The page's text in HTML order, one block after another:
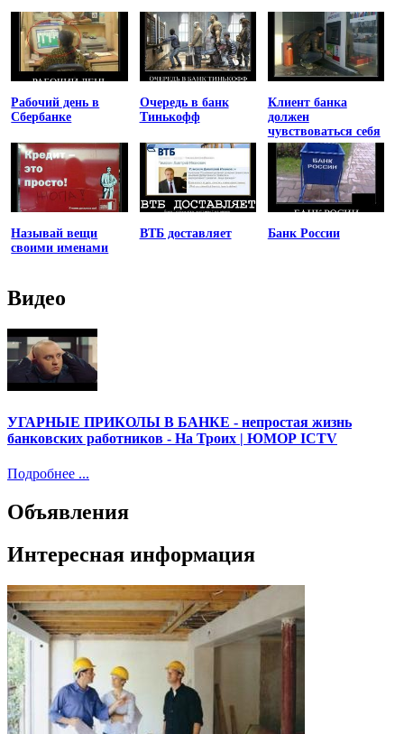
Рабочий день в
Сбербанке
Очередь в банк
Тинькофф
Клиент банка
должен
чувствоваться себя
униженным
Называй вещи
своими именами
ВТБ доставляет Банк России
Видео
УГАРНЫЕ ПРИКОЛЫ В БАНКЕ - непростая жизнь
банковских работников - На Троих | ЮМОР ICTV
Подробнее ...
Объявления
Интересная информация